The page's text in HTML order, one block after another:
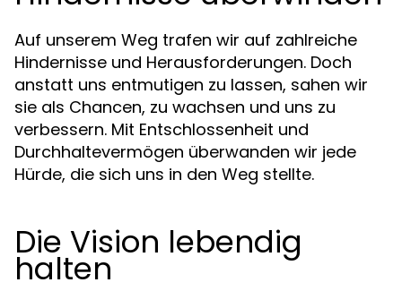
Auf unserem Weg trafen wir auf zahlreiche
Hindernisse und Herausforderungen. Doch
anstatt uns entmutigen zu lassen, sahen wir
sie als Chancen, zu wachsen und uns zu
verbessern. Mit Entschlossenheit und
Durchhaltevermögen überwanden wir jede
Hürde, die sich uns in den Weg stellte.
Die Vision lebendig
halten